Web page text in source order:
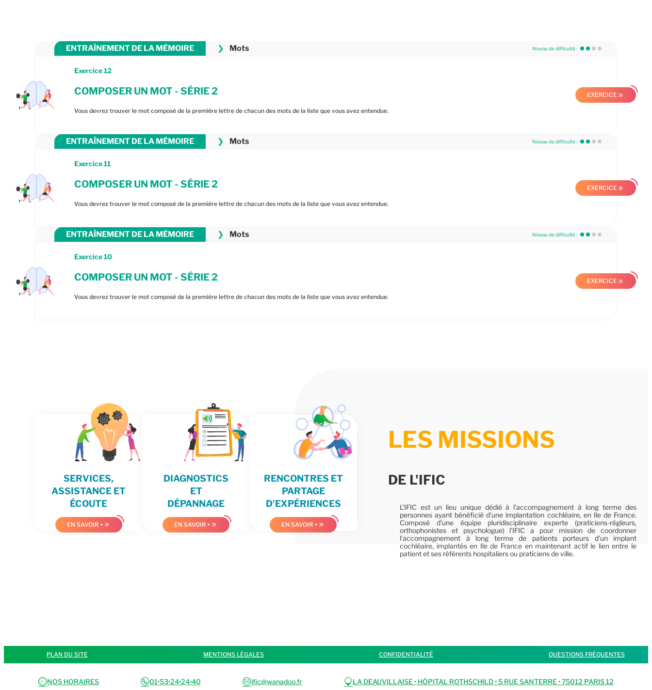
ENTRAÎNEMENT DE LA MÉMOIRE ❯ Mots Niveau de difficulté :
Exercice12
COMPOSER UN MOT - SÉRIE 2
Vous devrez trouver le mot composé de la première lettre de chacun des mots de la liste que vous avez entendue.
EXERCICE
ENTRAÎNEMENT DE LA MÉMOIRE ❯ Mots Niveau de difficulté :
Exercice11
COMPOSER UN MOT - SÉRIE 2
Vous devrez trouver le mot composé de la première lettre de chacun des mots de la liste que vous avez entendue.
EXERCICE
ENTRAÎNEMENT DE LA MÉMOIRE ❯ Mots Niveau de difficulté :
Exercice10
COMPOSER UN MOT - SÉRIE 2
Vous devrez trouver le mot composé de la première lettre de chacun des mots de la liste que vous avez entendue.
EXERCICE
LES MISSIONS
DE L'IFIC
L’IFIC est un lieu unique dédié à l’accompagnement à long terme des
personnes ayant bénéficié d’une implantation cochléaire, en Ile de France.
Composé d’une équipe pluridisciplinaire experte (praticiens-régleurs,
orthophonistes et psychologue) l’IFIC a pour mission de coordonner
l’accompagnement à long terme de patients porteurs d’un implant
cochléaire, implantés en Ile de France en maintenant actif le lien entre le
patient et ses référents hospitaliers ou praticiens de ville.
SERVICES,
ASSISTANCE ET
ÉCOUTE
EN SAVOIR +
DIAGNOSTICS
ET
DÉPANNAGE
EN SAVOIR +
RENCONTRES ET
PARTAGE
D’EXPÉRIENCES
EN SAVOIR +
PLAN DU SITE MENTIONS LÉGALES CONFIDENTIALITÉ QUESTIONS FRÉQUENTES
schedulesNOS HORAIRES phone01•53•24•24•40 emailific@wanadoo.fr pinLA DEAUVILLAISE • HÔPITAL ROTHSCHILD • 5 RUE SANTERRE • 75012 PARIS 12